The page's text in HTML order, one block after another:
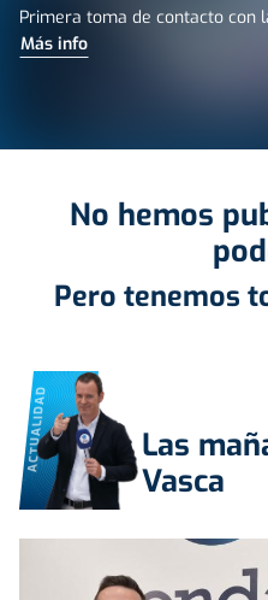
Primera toma de contacto con
Más info
No hemos
Pero tenemos
ACTUALIDAD
Las
Vasca